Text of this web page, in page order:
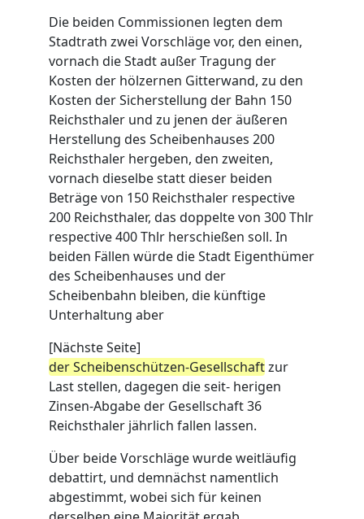
Die beiden Commissionen legten dem
Stadtrath zwei Vorschläge vor, den einen,
vornach die Stadt außer Tragung der
Kosten der hölzernen Gitterwand, zu den
Kosten der Sicherstellung der Bahn 150
Reichsthaler und zu jenen der äußeren
Herstellung des Scheibenhauses 200
Reichsthaler hergeben, den zweiten,
vornach dieselbe statt dieser beiden
Beträge von 150 Reichsthaler respective
200 Reichsthaler, das doppelte von 300 Thlr
respective 400 Thlr herschießen soll. In
beiden Fällen würde die Stadt Eigenthümer
des Scheibenhauses und der
Scheibenbahn bleiben, die künftige
Unterhaltung aber
[Nächste Seite]
der Scheibenschützen-Gesellschaftzur
Last stellen, dagegen die seit- herigen
Zinsen-Abgabe der Gesellschaft 36
Reichsthaler jährlich fallen lassen.
Über beide Vorschläge wurde weitläufig
debattirt, und demnächst namentlich
abgestimmt, wobei sich für keinen